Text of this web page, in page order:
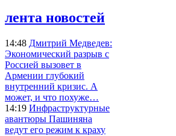
лента новостей
14:48 Дмитрий Медведев:
Экономический разрыв с
Россией вызовет в
Армении глубокий
внутренний кризис. А
может, и что похуже…
14:19 Инфраструктурные
авантюры Пашиняна
ведут его режим к краху